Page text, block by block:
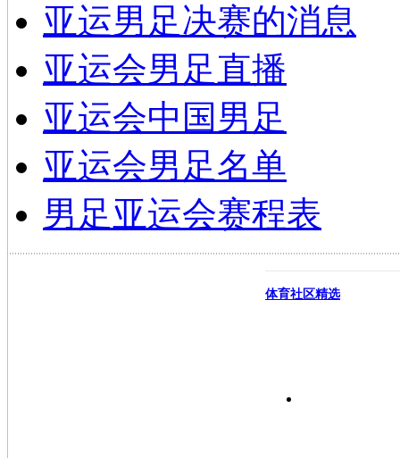
亚运男足决赛的消息
亚运会男足直播
亚运会中国男足
亚运会男足名单
男足亚运会赛程表
体育社区精选